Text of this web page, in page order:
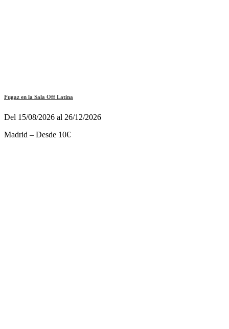
Fugaz en la Sala Off Latina
Del 15/08/2026 al 26/12/2026
Madrid – Desde 10€